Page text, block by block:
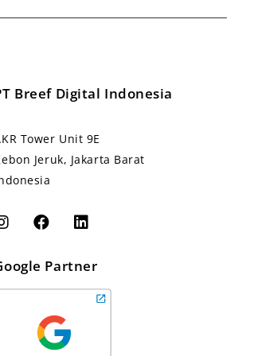
Breef Digital Indonesia
Tower Unit 9E
Jeruk, Jakarta Barat
Partner